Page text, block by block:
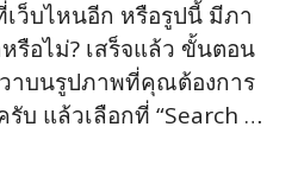
ว็บไหนอีก หรือรูปนี้ มีภา
รือไม่? เสร็จแล้ว ขั้นตอน
บนรูปภาพที่คุณต้องการ
บ แล้วเลือกที่ “Search …